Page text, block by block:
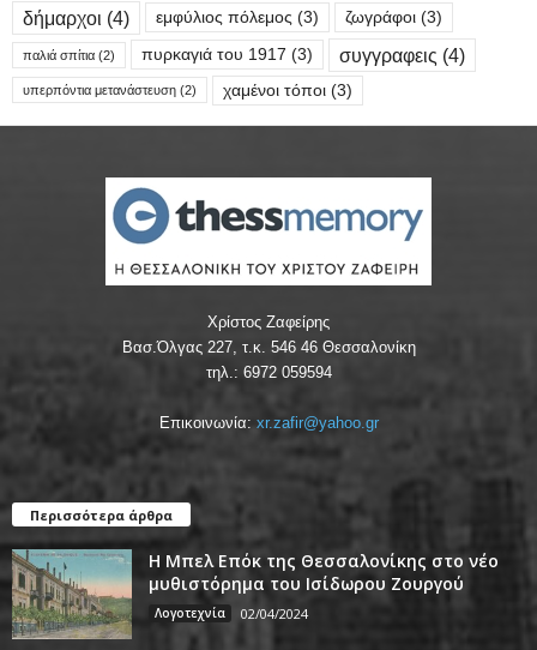
δήμαρχοι (4) εμφύλιος πόλεμος (3) ζωγράφοι (3)
παλιά σπίτια (2) πυρκαγιά του 1917 (3) συγγραφεις (4)
υπερπόντια μετανάστευση (2) χαμένοι τόποι (3)
Χρίστος Ζαφείρης
Βασ.Όλγας 227, τ.κ. 546 46 Θεσσαλονίκη
τηλ.: 6972 059594
Επικοινωνία: xr.zafir@yahoo.gr
Περισσότερα άρθρα
Η Μπελ Επόκ της Θεσσαλονίκης στο νέο
μυθιστόρημα του Ισίδωρου Ζουργού
Λογοτεχνία 02/04/2024